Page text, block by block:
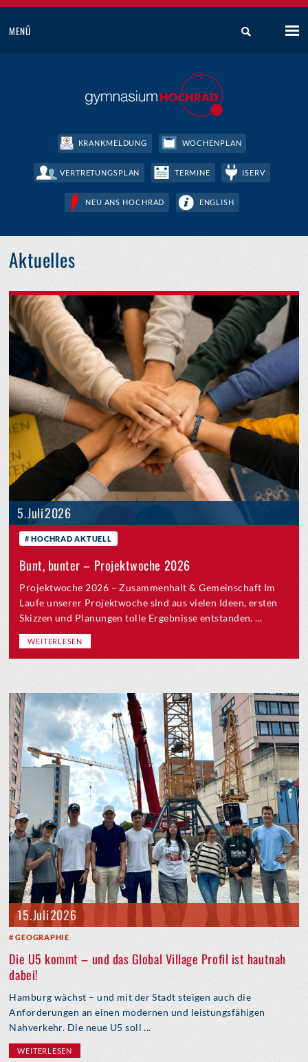
MENÜ
KRANKMELDUNG WOCHENPLAN
VERTRETUNGSPLAN TERMINE ISERV
NEU ANS HOCHRAD ENGLISH
Aktuelles
5. Juli 2026
HOCHRAD AKTUELL
Bunt, bunter – Projektwoche 2026
Projektwoche 2026 – Zusammenhalt & Gemeinschaft Im
Laufe unserer Projektwoche sind aus vielen Ideen, ersten
Skizzen und Planungen tolle Ergebnisse entstanden. ...
WEITERLESEN
15. Juli 2026
GEOGRAPHIE
Die U5 kommt – und das Global Village Profil ist hautnah
dabei!
Hamburg wächst – und mit der Stadt steigen auch die
Anforderungen an einen modernen und leistungsfähigen
Nahverkehr. Die neue U5 soll ...
WEITERLESEN